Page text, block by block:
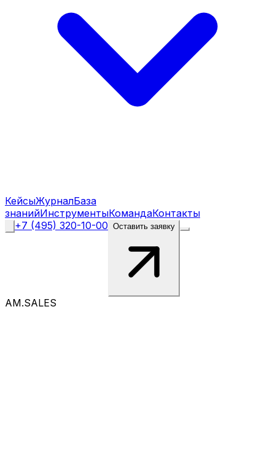
КейсыЖурналБаза
знанийИнструментыКомандаКонтакты
+7 (495) 320-10-00 Оставить заявку
AM.SALES